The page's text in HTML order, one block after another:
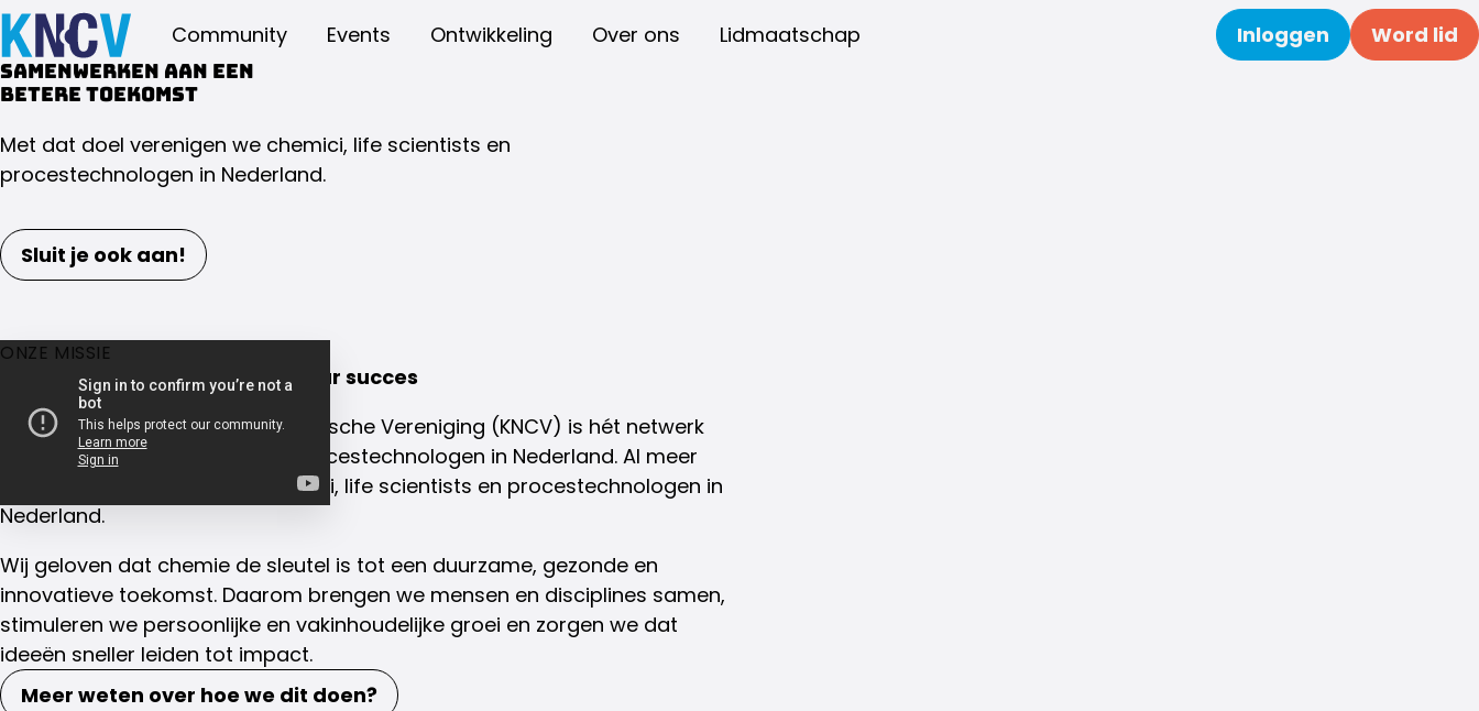
Community Events Ontwikkeling Over ons Lidmaatschap Zoeken Inloggen Word lid
Samenwerken aan een
betere toekomst
Met dat doel verenigen we chemici, life scientists en
procestechnologen in Nederland.
Sluit je ook aan!
ONZE MISSIE
Samenwerking is de sleutel naar succes
De Koninklijke Nederlandse Chemische Vereniging (KNCV) is hét netwerk
van chemici, life scientists en procestechnologen in Nederland. Al meer
dan 100 jaar verbinden wij chemici, life scientists en procestechnologen in
Nederland.
Wij geloven dat chemie de sleutel is tot een duurzame, gezonde en
innovatieve toekomst. Daarom brengen we mensen en disciplines samen,
stimuleren we persoonlijke en vakinhoudelijke groei en zorgen we dat
ideeën sneller leiden tot impact.
Meer weten over hoe we dit doen?